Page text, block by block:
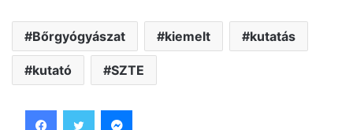
Bőrgyógyászat kiemelt kutatás
kutató SZTE